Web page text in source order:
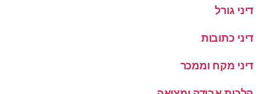
דיני גורל
דיני כתובות
דיני מקח וממכר